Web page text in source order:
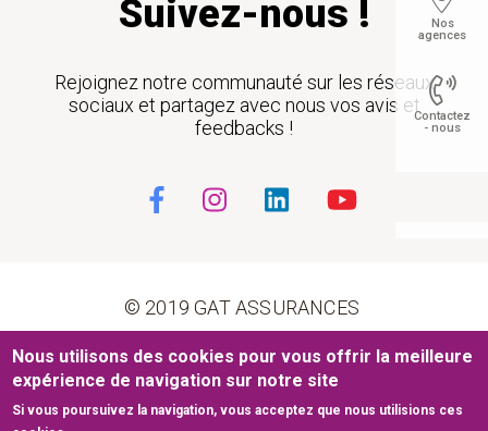
Suivez-nous !
Rejoignez notre communauté sur les réseaux
sociaux et partagez avec nous vos avis et
feedbacks !
© 2019 GAT ASSURANCES
Pied de page
Conditions générales d’utilisation
Mentions légales Plan du site
Nos
agences
Contactez
- nous
Nous utilisons des cookies pour vous offrir la meilleure
expérience de navigation sur notre site
Si vous poursuivez la navigation, vous acceptez que nous utilisions ces